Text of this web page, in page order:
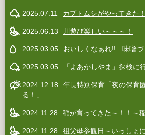
2025.07.11 カブトムシがやってきた！
2025.06.13 川遊び楽しい～～～！
2025.03.05 おいしくなぁれ‼ 味噌づ
2025.03.05 「よあかしやま」探検に
2024.12.18
年長特別保育「夜の保育
る！」
2024.11.28 稲が育ってきた～！！～
2024.11.28 祖父母参観日～いっしょ